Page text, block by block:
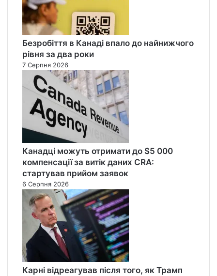
Безробіття в Канаді впало до найнижчого
рівня за два роки
7 Серпня 2026
Канадці можуть отримати до $5 000
компенсації за витік даних CRA:
стартував прийом заявок
6 Серпня 2026
Карні відреагував після того, як Трамп